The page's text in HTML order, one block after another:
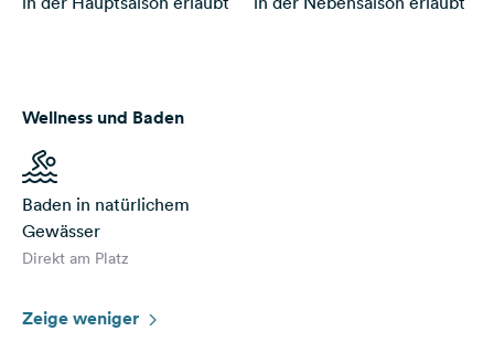
Wellness und Baden
Baden in natürlichem
Gewässer
Direkt am Platz
Zeige weniger